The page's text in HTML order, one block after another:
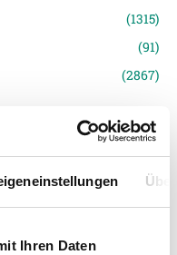
Ihren Daten
(1315)
(91)
(2867)
NEWSEINTRAG